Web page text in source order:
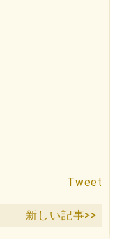
Tweet
新しい記事>>